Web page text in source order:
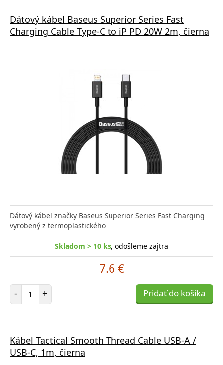
Dátový kábel Baseus Superior Series Fast
Charging Cable Type-C to iP PD 20W 2m, čierna
Dátový kábel značky Baseus Superior Series Fast Charging
vyrobený z termoplastického
Skladom > 10 ks, odošleme zajtra
7.6 €
- Počet položiek
+ Pridať do košíka
Kábel Tactical Smooth Thread Cable USB-A /
USB-C, 1m, čierna